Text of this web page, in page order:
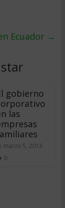
Ecuador →
gobierno
las
marzo 5, 2013
0